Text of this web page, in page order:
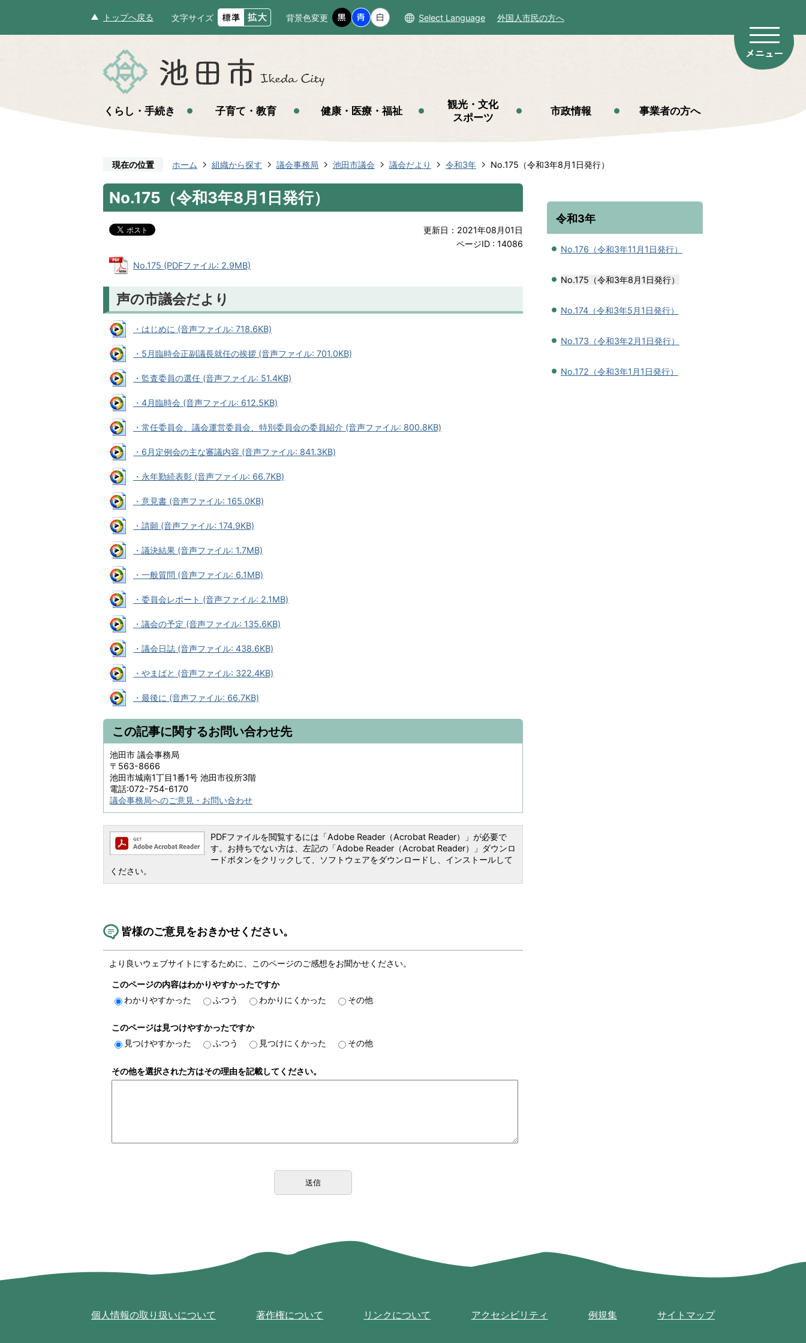
トップへ戻る 文字サイズ 背景色変更 Select Language 外国人市民の方へ
くらし・手続き 子育て・教育 健康・医療・福祉
観光・文化
スポーツ
市政情報 事業者の方へ
現在の位置 ホーム 組織から探す 議会事務局 池田市議会 議会だより 令和3年 No.175（令和3年8月1日発行）
No.175（令和3年8月1日発行）
更新日：2021年08月01日
ページID : 14086
No.175 (PDFファイル: 2.9MB)
声の市議会だより
・はじめに (音声ファイル: 718.6KB)
・5月臨時会正副議長就任の挨拶 (音声ファイル: 701.0KB)
・監査委員の選任 (音声ファイル: 51.4KB)
・4月臨時会 (音声ファイル: 612.5KB)
・常任委員会、議会運営委員会、特別委員会の委員紹介 (音声ファイル: 800.8KB)
・6月定例会の主な審議内容 (音声ファイル: 841.3KB)
・永年勤続表彰 (音声ファイル: 66.7KB)
・意見書 (音声ファイル: 165.0KB)
・請願 (音声ファイル: 174.9KB)
・議決結果 (音声ファイル: 1.7MB)
・一般質問 (音声ファイル: 6.1MB)
・委員会レポート (音声ファイル: 2.1MB)
・議会の予定 (音声ファイル: 135.6KB)
・議会日誌 (音声ファイル: 438.6KB)
・やまばと (音声ファイル: 322.4KB)
・最後に (音声ファイル: 66.7KB)
この記事に関するお問い合わせ先
池田市 議会事務局
〒563-8666
池田市城南1丁目1番1号 池田市役所3階
電話:072-754-6170
議会事務局へのご意見・お問い合わせ
PDFファイルを閲覧するには「Adobe Reader（Acrobat Reader）」が必要で
す。お持ちでない方は、左記の「Adobe Reader（Acrobat Reader）」ダウンロ
ードボタンをクリックして、ソフトウェアをダウンロードし、インストールして
ください。
皆様のご意見をおきかせください。
より良いウェブサイトにするために、このページのご感想をお聞かせください。
このページの内容はわかりやすかったですか
わかりやすかった
ふつう わかりにくかった その他
このページは見つけやすかったですか
見つけやすかった
ふつう 見つけにくかった その他
その他を選択された方はその理由を記載してください。
令和3年
No.176（令和3年11月1日発行）
No.175（令和3年8月1日発行）
No.174（令和3年5月1日発行）
No.173（令和3年2月1日発行）
No.172（令和3年1月1日発行）
個人情報の取り扱いについて 著作権について リンクについて アクセシビリティ 例規集 サイトマップ